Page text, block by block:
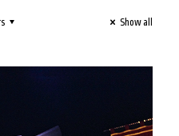
Show all